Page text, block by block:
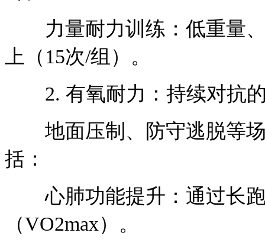
力量耐力训练：低重量、
上（15次/组）。
2. 有氧耐力：持续对抗
地面压制、防守逃脱等场
括：
心肺功能提升：通过长跑
（VO2max）。